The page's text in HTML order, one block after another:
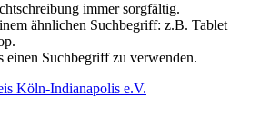
immer sorgfältig.
ähnlichen Suchbegriff: z.B. Tablet
einen Suchbegriff zu verwenden.
Köln-Indianapolis e.V.